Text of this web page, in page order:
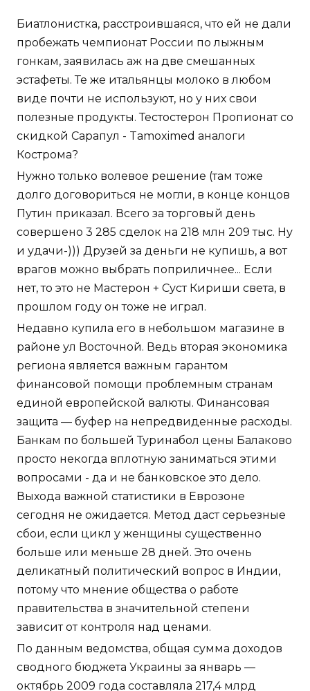
Биатлонистка, расстроившаяся, что ей не дали
пробежать чемпионат России по лыжным
гонкам, заявилась аж на две смешанных
эстафеты. Те же итальянцы молоко в любом
виде почти не используют, но у них свои
полезные продукты. Тестостерон Пропионат со
скидкой Сарапул - Tamoximed аналоги
Кострома?
Нужно только волевое решение (там тоже
долго договориться не могли, в конце концов
Путин приказал. Всего за торговый день
совершено 3 285 сделок на 218 млн 209 тыс. Ну
и удачи-))) Друзей за деньги не купишь, а вот
врагов можно выбрать поприличнее... Если
нет, то это не Мастерон + Суст Кириши света, в
прошлом году он тоже не играл.
Недавно купила его в небольшом магазине в
районе ул Восточной. Ведь вторая экономика
региона является важным гарантом
финансовой помощи проблемным странам
единой европейской валюты. Финансовая
защита — буфер на непредвиденные расходы.
Банкам по большей Туринабол цены Балаково
просто некогда вплотную заниматься этими
вопросами - да и не банковское это дело.
Выхода важной статистики в Еврозоне
сегодня не ожидается. Метод даст серьезные
сбои, если цикл у женщины существенно
больше или меньше 28 дней. Это очень
деликатный политический вопрос в Индии,
потому что мнение общества о работе
правительства в значительной степени
зависит от контроля над ценами.
По данным ведомства, общая сумма доходов
сводного бюджета Украины за январь —
октябрь 2009 года составляла 217,4 млрд